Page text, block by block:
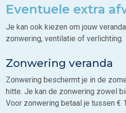
Eventuele extra
Je kan ook kiezen om jouw
zonwering, ventilatie of verlichting.
Zonwering veranda
Zonwering beschermt je in de
hitte. Je kan de zonwering zowel
Voor zonwering betaal je tussen €